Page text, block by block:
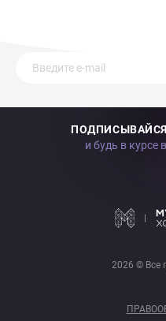
и будь в курсе
2026 © Все